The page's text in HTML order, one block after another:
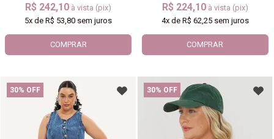
R$ 242,10 à vista (pix)
5x deR$ 53,80 sem juros
COMPRAR
R$ 224,10 à vista (pix)
4xde R$ 62,25sem juros
COMPRAR
30% OFF 30% OFF